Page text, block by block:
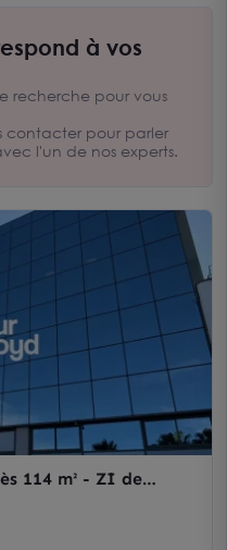
activité. Premier réseau
Arthur Loyd
des entreprises de
leur projet immobilier sur
et l'Est du Var.
à vos
recherche pour vous
contacter pour parler
l'un de nos experts.
114 m² - ZI de